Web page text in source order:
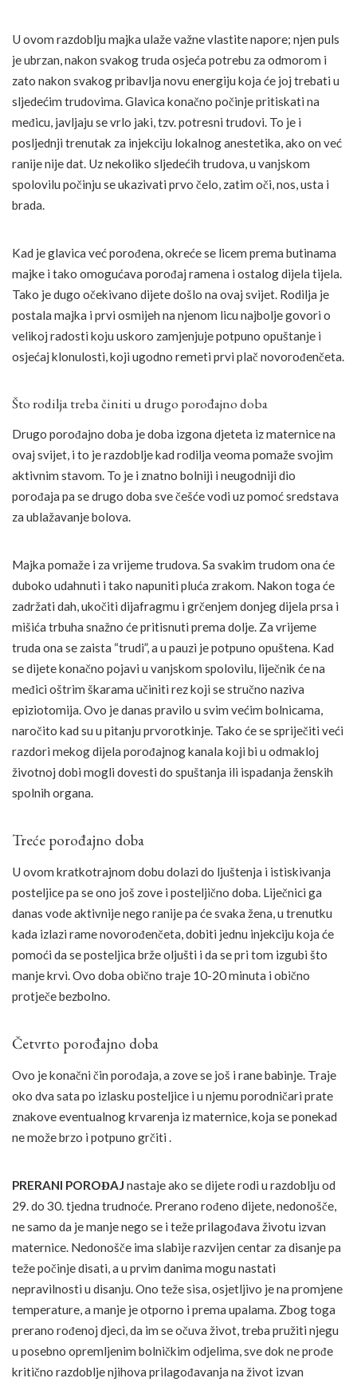
U ovom razdoblju majka ulaže važne vlastite napore; njen puls
je ubrzan, nakon svakog truda osjeća potrebu za odmorom i
zato nakon svakog pribavlja novu energiju koja će joj trebati u
sljedećim trudovima. Glavica konačno počinje pritiskati na
međicu, javljaju se vrlo jaki, tzv. potresni trudovi. To je i
posljednji trenutak za injekciju lokalnog anestetika, ako on već
ranije nije dat. Uz nekoliko sljedećih trudova, u vanjskom
spolovilu počinju se ukazivati prvo čelo, zatim oči, nos, usta i
brada.
Kad je glavica već porođena, okreće se licem prema butinama
majke i tako omogućava porođaj ramena i ostalog dijela tijela.
Tako je dugo očekivano dijete došlo na ovaj svijet. Rodilja je
postala majka i prvi osmijeh na njenom licu najbolje govori o
velikoj radosti koju uskoro zamjenjuje potpuno opuštanje i
osjećaj klonulosti, koji ugodno remeti prvi plač novorođenčeta.
Što rodilja treba činiti u drugo porođajno doba
Drugo porođajno doba je doba izgona djeteta iz maternice na
ovaj svijet, i to je razdoblje kad rodilja veoma pomaže svojim
aktivnim stavom. To je i znatno bolniji i neugodniji dio
porođaja pa se drugo doba sve češće vodi uz pomoć sredstava
za ublažavanje bolova.
Majka pomaže i za vrijeme trudova. Sa svakim trudom ona će
duboko udahnuti i tako napuniti pluća zrakom. Nakon toga će
zadržati dah, ukočiti dijafragmu i grčenjem donjeg dijela prsa i
mišića trbuha snažno će pritisnuti prema dolje. Za vrijeme
truda ona se zaista “trudi”, a u pauzi je potpuno opuštena. Kad
se dijete konačno pojavi u vanjskom spolovilu, liječnik će na
međici oštrim škarama učiniti rez koji se stručno naziva
epiziotomija. Ovo je danas pravilo u svim većim bolnicama,
naročito kad su u pitanju prvorotkinje. Tako će se spriječiti veći
razdori mekog dijela porođajnog kanala koji bi u odmakloj
životnoj dobi mogli dovesti do spuštanja ili ispadanja ženskih
spolnih organa.
Treće porođajno doba
U ovom kratkotrajnom dobu dolazi do ljuštenja i istiskivanja
posteljice pa se ono još zove i posteljično doba. Liječnici ga
danas vode aktivnije nego ranije pa će svaka žena, u trenutku
kada izlazi rame novorođenčeta, dobiti jednu injekciju koja će
pomoći da se posteljica brže oljušti i da se pri tom izgubi što
manje krvi. Ovo doba obično traje 10-20 minuta i obično
protječe bezbolno.
Četvrto porođajno doba
Ovo je konačni čin porođaja, a zove se još i rane babinje. Traje
oko dva sata po izlasku posteljice i u njemu porodničari prate
znakove eventualnog krvarenja iz maternice, koja se ponekad
ne može brzo i potpuno grčiti .
PRERANI POROĐAJ nastaje ako se dijete rodi u razdoblju od
29. do 30. tjedna trudnoće. Prerano rođeno dijete, nedonošče,
ne samo da je manje nego se i teže prilagođava životu izvan
maternice. Nedonošče ima slabije razvijen centar za disanje pa
teže počinje disati, a u prvim danima mogu nastati
nepravilnosti u disanju. Ono teže sisa, osjetljivo je na promjene
temperature, a manje je otporno i prema upalama. Zbog toga
prerano rođenoj djeci, da im se očuva život, treba pružiti njegu
u posebno opremljenim bolničkim odjelima, sve dok ne prođe
kritično razdoblje njihova prilagođavanja na život izvan